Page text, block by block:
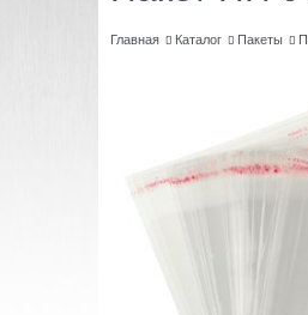
Главная Каталог Пакеты